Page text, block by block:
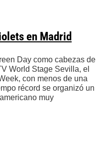
en Madrid
Day como cabezas de
World Stage Sevilla, el
con menos de una
récord se organizó un
muy